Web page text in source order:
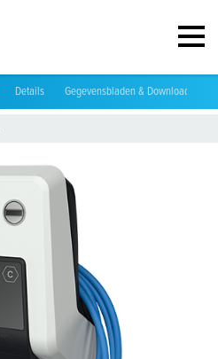
Details Gegevensbladen & Downloads